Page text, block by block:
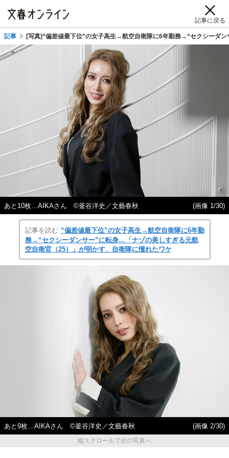
記事に戻る
記事 [写真]“偏差値最下位”の女子高生→航空自衛隊に6年勤務→“セクシーダ
あと10枚…AIKAさん ©釜谷洋史／文藝春秋 (画像 1/30)
記事を読む “偏差値最下位”の女子高生→航空自衛隊に6年勤
務→“セクシーダンサー”に転身…「ナゾの美しすぎる元航
空自衛官（25）」が明かす、自衛隊に憧れたワケ
あと9枚…AIKAさん ©釜谷洋史／文藝春秋
(画像 2/30)
縦スクロールで次の写真へ